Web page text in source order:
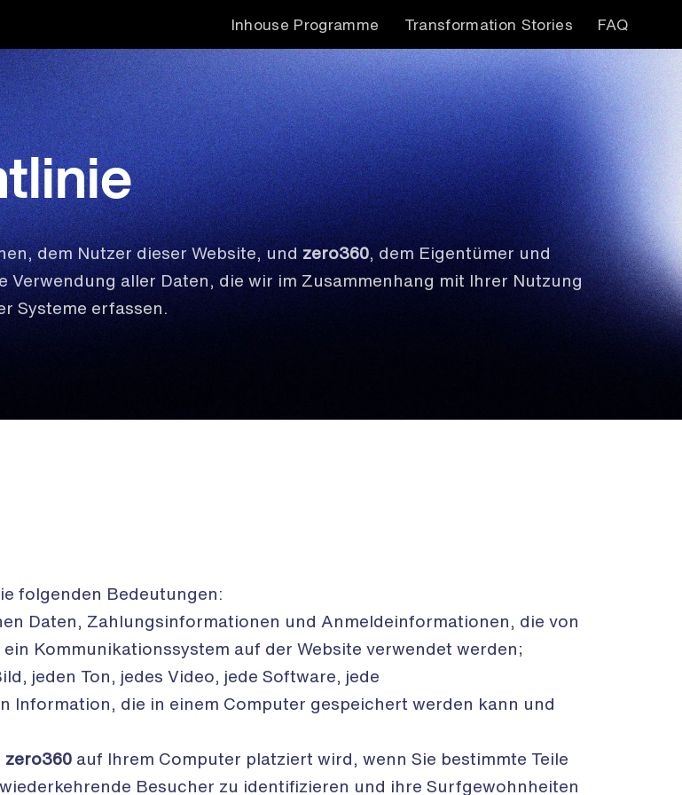
Inhouse Programme Transformation Stories FAQ
dem Nutzer dieser Website, undzero360, dem Eigentümer und
aller Daten, die wir im Zusammenhang mit Ihrer Nutzung
Systeme erfassen.
folgenden Bedeutungen:
Daten, Zahlungsinformationen und Anmeldeinformationen, die von
Kommunikationssystem auf der Website verwendet werden;
jeden Ton, jedes Video, jede Software, jede
Information, die in einem Computer gespeichert werden kann und
zero360 auf Ihrem Computer platziert wird, wenn Sie bestimmte Teile
Besucher zu identifizieren und ihre Surfgewohnheiten